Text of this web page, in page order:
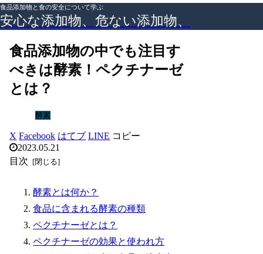
食品添加物と食の安全について学ぶ
安心な添加物、危ない添加物、
食品添加物の中でも注目す
べきは酵素！ペクチナーゼ
とは？
酵素
X Facebook はてブ LINE コピー
2023.05.21
目次
酵素とは何か？
食品に含まれる酵素の種類
ペクチナーゼとは？
ペクチナーゼの効果と使われ方